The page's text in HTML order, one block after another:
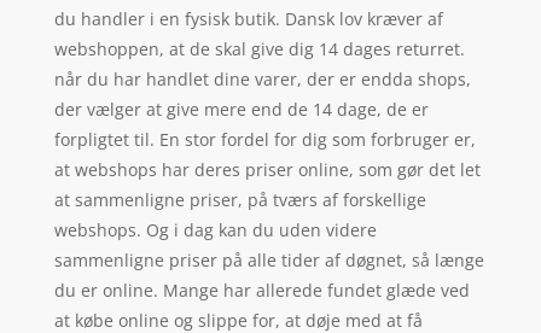
du handler i en fysisk butik. Dansk lov kræver af
webshoppen, at de skal give dig 14 dages returret.
når du har handlet dine varer, der er endda shops,
der vælger at give mere end de 14 dage, de er
forpligtet til. En stor fordel for dig som forbruger er,
at webshops har deres priser online, som gør det let
at sammenligne priser, på tværs af forskellige
webshops. Og i dag kan du uden videre
sammenligne priser på alle tider af døgnet, så længe
du er online. Mange har allerede fundet glæde ved
at købe online og slippe for, at døje med at få